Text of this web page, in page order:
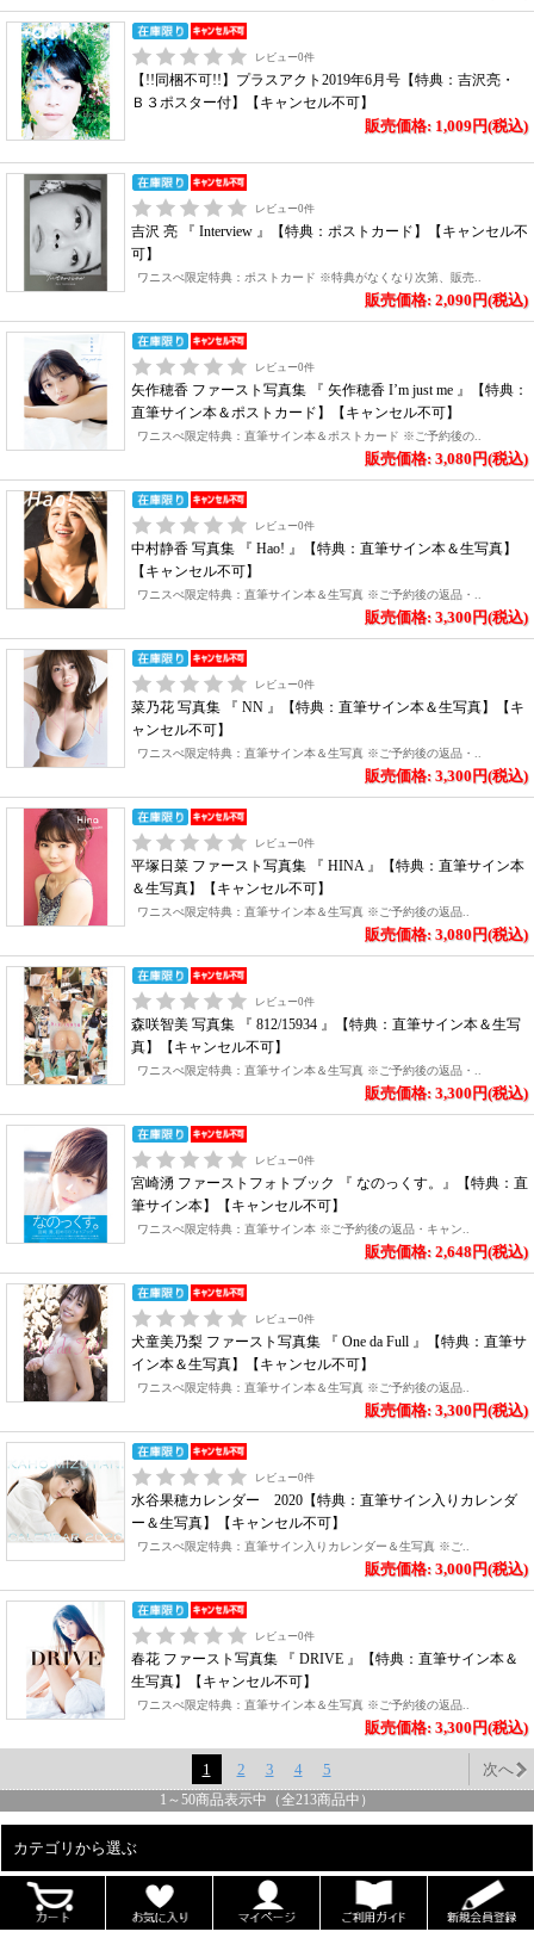
レビュー0件
【!!同梱不可!!】プラスアクト2019年6月号【特典：吉沢亮・
Ｂ３ポスター付】【キャンセル不可】
販売価格: 1,009円(税込)
レビュー0件
吉沢 亮 『 Interview 』【特典：ポストカード】【キャンセル不
可】
ワニスぺ限定特典：ポストカード ※特典がなくなり次第、販売..
販売価格: 2,090円(税込)
レビュー0件
矢作穂香 ファースト写真集 『 矢作穂香 I’m just me 』【特典：
直筆サイン本＆ポストカード】【キャンセル不可】
ワニスぺ限定特典：直筆サイン本＆ポストカード ※ご予約後の..
販売価格: 3,080円(税込)
レビュー0件
中村静香 写真集 『 Hao! 』【特典：直筆サイン本＆生写真】
【キャンセル不可】
ワニスぺ限定特典：直筆サイン本＆生写真 ※ご予約後の返品・..
販売価格: 3,300円(税込)
レビュー0件
菜乃花 写真集 『 NN 』【特典：直筆サイン本＆生写真】【キ
ャンセル不可】
ワニスぺ限定特典：直筆サイン本＆生写真 ※ご予約後の返品・..
販売価格: 3,300円(税込)
レビュー0件
平塚日菜 ファースト写真集 『 HINA 』【特典：直筆サイン本
＆生写真】【キャンセル不可】
ワニスぺ限定特典：直筆サイン本＆生写真 ※ご予約後の返品..
販売価格: 3,080円(税込)
レビュー0件
森咲智美 写真集 『 812/15934 』【特典：直筆サイン本＆生写
真】【キャンセル不可】
ワニスぺ限定特典：直筆サイン本＆生写真 ※ご予約後の返品・..
販売価格: 3,300円(税込)
レビュー0件
宮崎湧 ファーストフォトブック 『 なのっくす。』【特典：直
筆サイン本】【キャンセル不可】
ワニスぺ限定特典：直筆サイン本 ※ご予約後の返品・キャン..
販売価格: 2,648円(税込)
レビュー0件
犬童美乃梨 ファースト写真集 『 One da Full 』【特典：直筆サ
イン本＆生写真】【キャンセル不可】
ワニスぺ限定特典：直筆サイン本＆生写真 ※ご予約後の返品..
販売価格: 3,300円(税込)
レビュー0件
水谷果穂カレンダー 2020【特典：直筆サイン入りカレンダ
ー＆生写真】【キャンセル不可】
ワニスぺ限定特典：直筆サイン入りカレンダー＆生写真 ※ご..
販売価格: 3,000円(税込)
レビュー0件
春花 ファースト写真集 『 DRIVE 』【特典：直筆サイン本＆
生写真】【キャンセル不可】
ワニスぺ限定特典：直筆サイン本＆生写真 ※ご予約後の返品..
販売価格: 3,300円(税込)
1 2 3 4 5 次へ
1 ～ 50商品表示中（全213商品中）
カテゴリから選ぶ
ALL
男性写真集